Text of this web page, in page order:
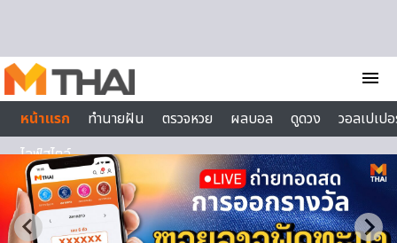
menu
หน้าแรก
ทำนายฝัน ตรวจหวย ผลบอล ดูดวง
วอลเปเป
ไลฟ์สไตล์